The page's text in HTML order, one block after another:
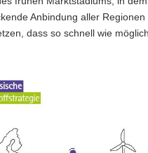
Anbindung aller
dass so schnell wie